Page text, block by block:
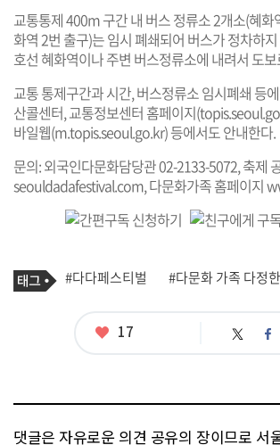
교통통제 400m 구간 내 버스 정류소 2개소(혜화
화역 2번 출구)는 임시 폐쇄되어 버스가 정차하
호선 혜화역이나 주변 버스정류소에 내려서 도
교통 통제구간과 시간, 버스정류소 임시폐쇄 등
산콜센터, 교통정보센터 홈페이지(
바일웹(m.topis.seoul.go.kr) 등에서도 안내한다.
문의: 외국인다문화담당관 02-2133-5072, 축제
seouldadafestival.com, 다문화가족 홈페이지
기
사
태
그
#다다페스티벌 #다문화 가족 다정
좋
17 트 페
댓글은 자유로운 의견 공유의 장이므로 서